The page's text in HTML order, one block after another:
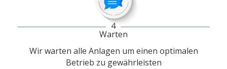
4
Warten
Wir warten alle Anlagen um einen optimalen
Betrieb zu gewährleisten